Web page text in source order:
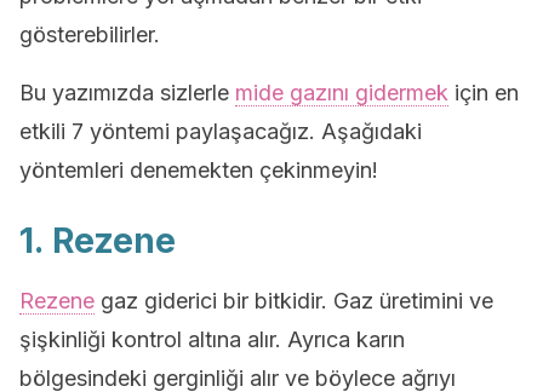
gösterebilirler.
Bu yazımızda sizlerle mide gazını gidermek için en
etkili 7 yöntemi paylaşacağız. Aşağıdaki
yöntemleri denemekten çekinmeyin!
1. Rezene
Rezene gaz giderici bir bitkidir. Gaz üretimini ve
şişkinliği kontrol altına alır. Ayrıca karın
bölgesindeki gerginliği alır ve böylece ağrıyı